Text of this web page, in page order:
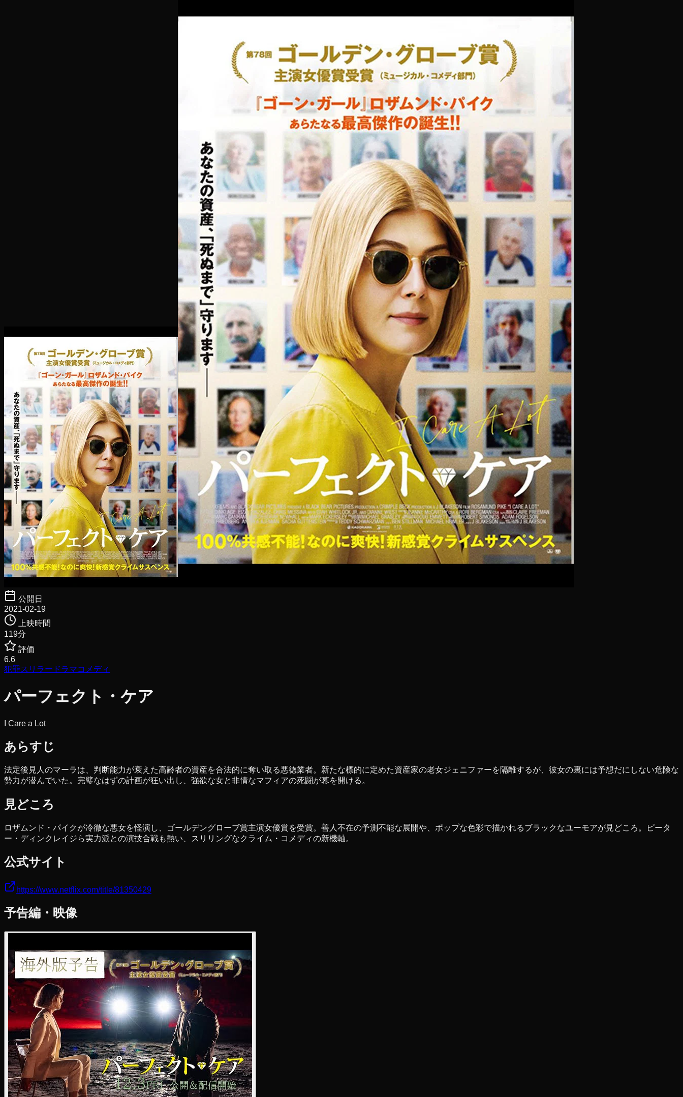
公開日
2021-02-19
上映時間
119分
評価
6.6
犯罪スリラー ドラマコメディ
パーフェクト・ケア
I Care a Lot
あらすじ
法定後見人のマーラは、判断能力が衰えた高齢者の資産を合法的に奪い取る悪徳業者。新たな標的に定めた資産家の老女ジェニファーを隔離するが、彼女の裏には予想だにしない危険な
勢力が潜んでいた。完璧なはずの計画が狂い出し、強欲な女と非情なマフィアの死闘が幕を開ける。
見どころ
ロザムンド・パイクが冷徹な悪女を怪演し、ゴールデングローブ賞主演女優賞を受賞。善人不在の予測不能な展開や、ポップな色彩で描かれるブラックなユーモアが見どころ。ピータ
ー・ディンクレイジら実力派との演技合戦も熱い、スリリングなクライム・コメディの新機軸。
公式サイト
https://www.netflix.com/title/81350429
予告編・映像